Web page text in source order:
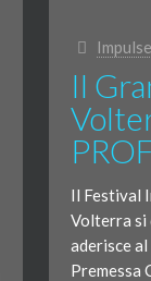
Il
Il Festival
Volterra si
aderisce
Premessa